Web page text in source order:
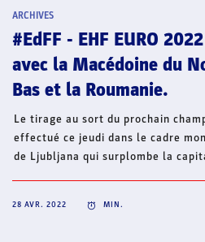
ARCHIVES
#EdFF - EHF EURO
avec la Macédoine du
Bas et la Roumanie.
Le tirage au sort du prochain
effectué ce jeudi dans le cadre
de Ljubljana qui surplombe la
du Nord, ainsi que les Pays-Bas et
28 AVR. 2022 MIN.